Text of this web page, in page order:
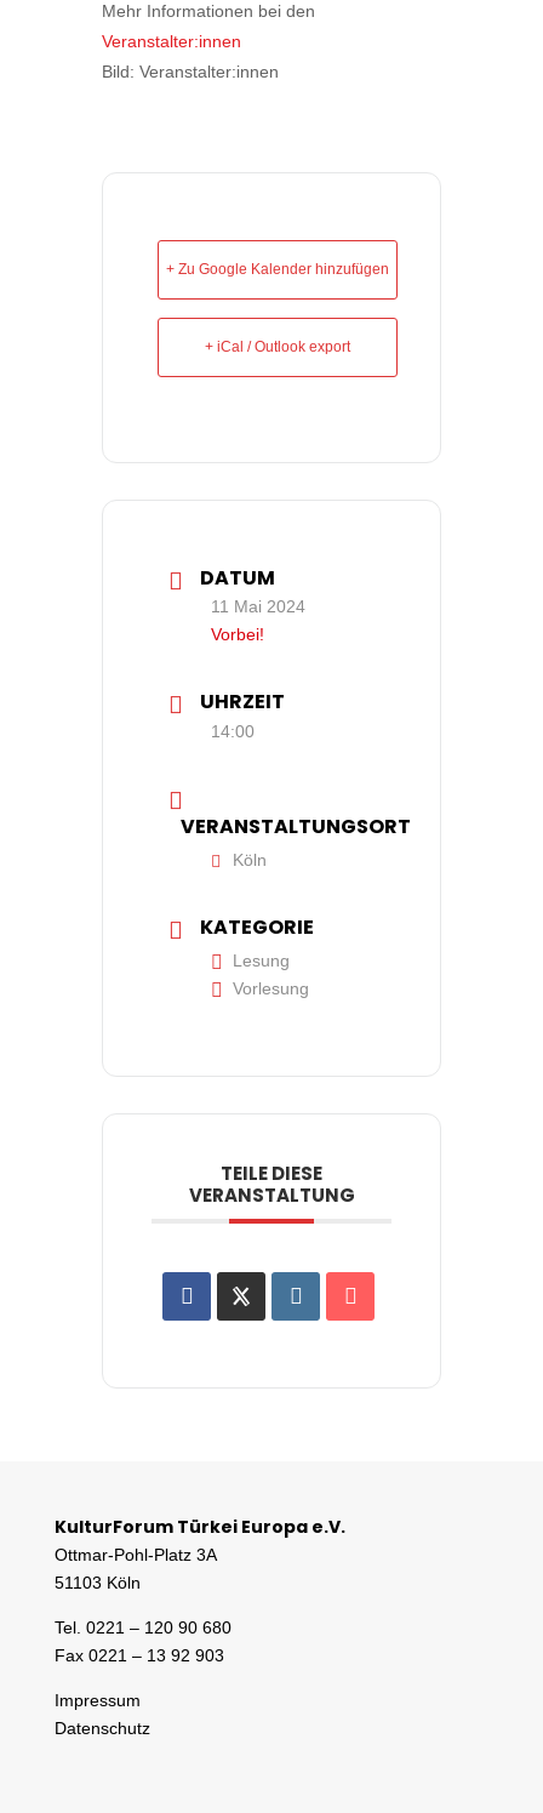
Mehr Informationen bei den
Veranstalter:innen
Bild: Veranstalter:innen
+ Zu Google Kalender hinzufügen
+ iCal / Outlook export
DATUM
11 Mai 2024
Vorbei!
UHRZEIT
14:00
VERANSTALTUNGSORT
Köln
KATEGORIE
Lesung
Vorlesung
TEILE DIESE
VERANSTALTUNG
KulturForum Türkei Europa e.V.
Ottmar-Pohl-Platz 3A
51103 Köln
Tel. 0221 – 120 90 680
Fax 0221 – 13 92 903
Impressum
Datenschutz